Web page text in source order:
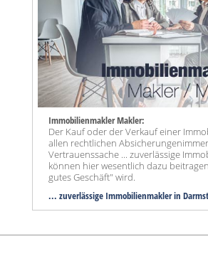
Immobilienmakler Makler:
Der Kauf oder der Verkauf einer
allen rechtlichen
Vertrauenssache ... zuverlässige
können hier wesentlich dazu
gutes Geschäft" wird.
... zuverlässige Immobilienmakler in